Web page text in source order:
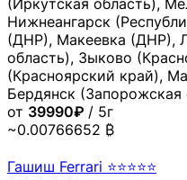
(Иркутская область),
Нижнеангарск
(ДНР), Макеевка (ДНР),
область), Зыково
(Красноярский край),
Бердянск (Запорожская
от 39990₽ / 5г
~0.00766652 ₿
Гашиш Ferrari ⭐⭐⭐⭐⭐